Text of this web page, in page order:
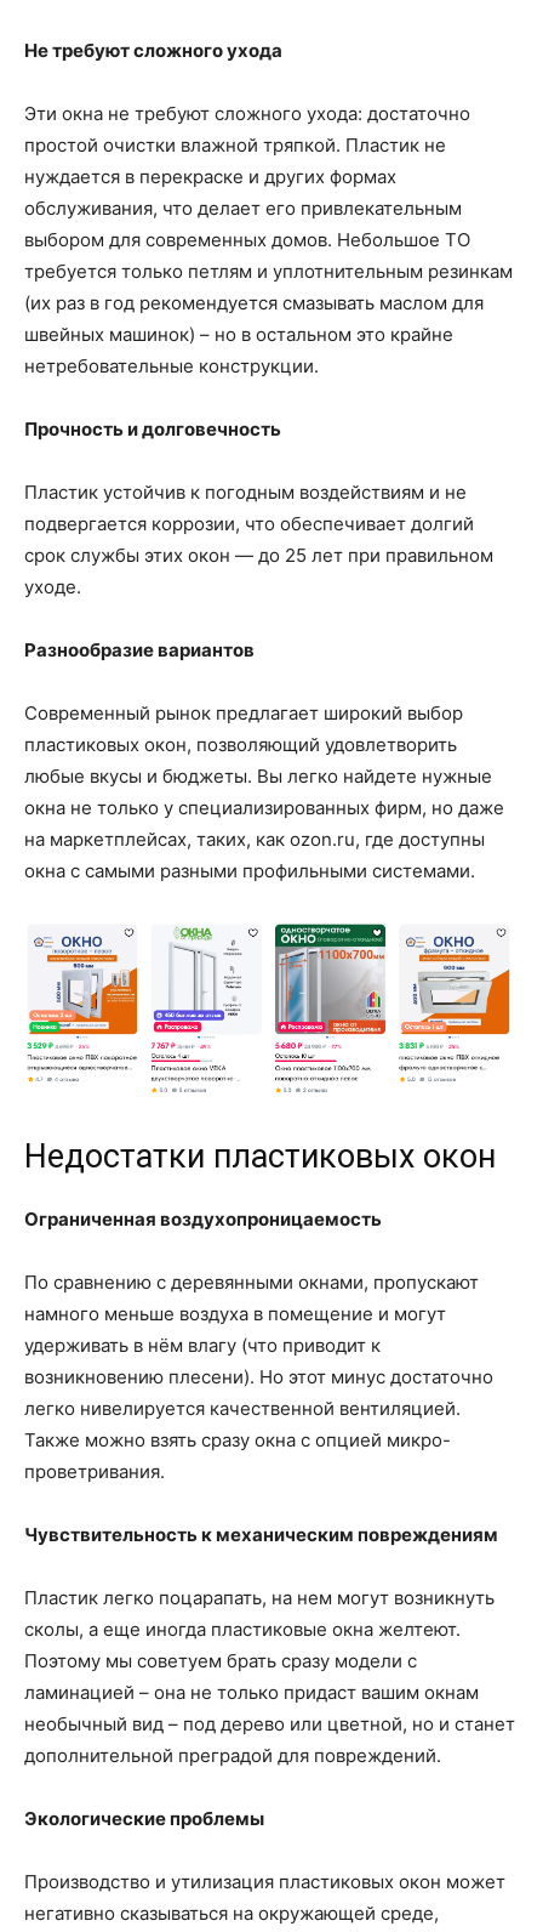
Не требуют сложного ухода
Эти окна не требуют сложного ухода: достаточно
простой очистки влажной тряпкой. Пластик не
нуждается в перекраске и других формах
обслуживания, что делает его привлекательным
выбором для современных домов. Небольшое ТО
требуется только петлям и уплотнительным резинкам
(их раз в год рекомендуется смазывать маслом для
швейных машинок) – но в остальном это крайне
нетребовательные конструкции.
Прочность и долговечность
Пластик устойчив к погодным воздействиям и не
подвергается коррозии, что обеспечивает долгий
срок службы этих окон — до 25 лет при правильном
уходе.
Разнообразие вариантов
Современный рынок предлагает широкий выбор
пластиковых окон, позволяющий удовлетворить
любые вкусы и бюджеты. Вы легко найдете нужные
окна не только у специализированных фирм, но даже
на маркетплейсах, таких, как ozon.ru, где доступны
окна с самыми разными профильными системами.
Недостатки пластиковых окон
Ограниченная воздухопроницаемость
По сравнению с деревянными окнами, пропускают
намного меньше воздуха в помещение и могут
удерживать в нём влагу (что приводит к
возникновению плесени). Но этот минус достаточно
легко нивелируется качественной вентиляцией.
Также можно взять сразу окна с опцией микро-
проветривания.
Чувствительность к механическим повреждениям
Пластик легко поцарапать, на нем могут возникнуть
сколы, а еще иногда пластиковые окна желтеют.
Поэтому мы советуем брать сразу модели с
ламинацией – она не только придаст вашим окнам
необычный вид – под дерево или цветной, но и станет
дополнительной преградой для повреждений.
Экологические проблемы
Производство и утилизация пластиковых окон может
негативно сказываться на окружающей среде,